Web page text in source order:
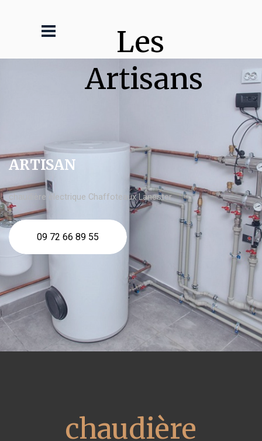
Les
Artisans
ARTISAN
chaudière électrique Chaffoteaux Lanester
09 72 66 89 55
chaudière